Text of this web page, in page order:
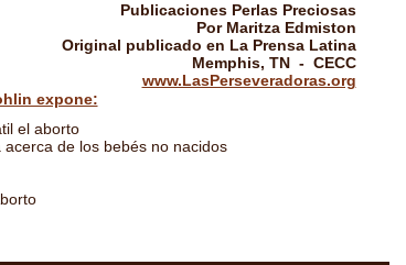
Publicaciones Perlas Preciosas
Por Maritza Edmiston
Original publicado en La Prensa Latina
Memphis, TN - CECC
www.LasPerseveradoras.org
expone:
el aborto
de los bebés no nacidos